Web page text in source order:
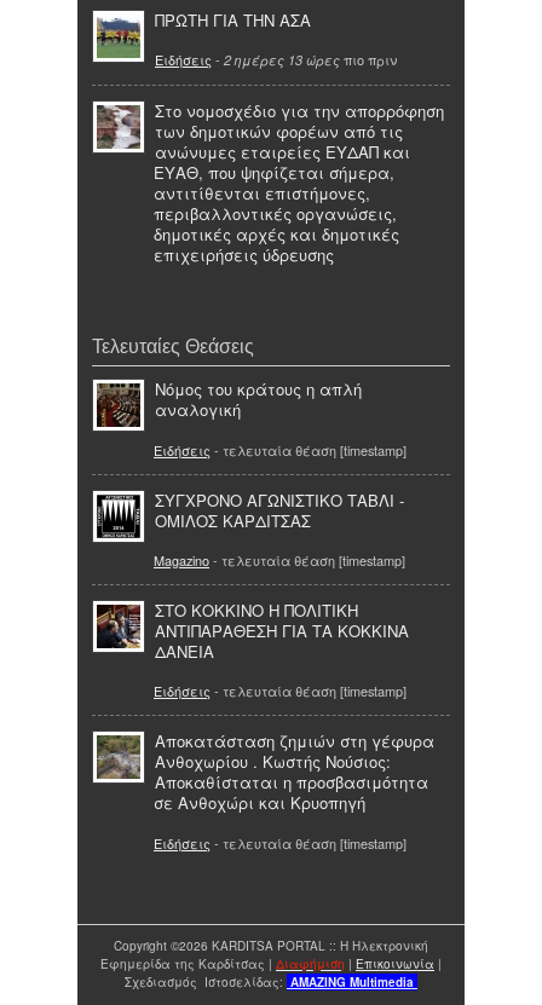
ΠΡΩΤΗ ΓΙΑ ΤΗΝ ΑΣΑ
Ειδήσεις - 2 ημέρες 13 ώρες πιο πριν
Στο νομοσχέδιο για την απορρόφηση
των δημοτικών φορέων από τις
ανώνυμες εταιρείες ΕΥΔΑΠ και
ΕΥΑΘ, που ψηφίζεται σήμερα,
αντιτίθενται επιστήμονες,
περιβαλλοντικές οργανώσεις,
δημοτικές αρχές και δημοτικές
επιχειρήσεις ύδρευσης
Τελευταίες Θεάσεις
Νόμος του κράτους η απλή
αναλογική
Ειδήσεις - τελευταία θέαση [timestamp]
ΣΥΓΧΡΟΝΟ ΑΓΩΝΙΣΤΙΚΟ ΤΑΒΛΙ -
ΟΜΙΛΟΣ ΚΑΡΔΙΤΣΑΣ
Magazino- τελευταία θέαση [timestamp]
ΣΤΟ ΚΟΚΚΙΝΟ Η ΠΟΛΙΤΙΚΗ
ΑΝΤΙΠΑΡΑΘΕΣΗ ΓΙΑ ΤΑ ΚΟΚΚΙΝΑ
ΔΑΝΕΙΑ
Ειδήσεις - τελευταία θέαση [timestamp]
Αποκατάσταση ζημιών στη γέφυρα
Ανθοχωρίου . Κωστής Νούσιος:
Αποκαθίσταται η προσβασιμότητα
σε Ανθοχώρι και Κρυοπηγή
Ειδήσεις - τελευταία θέαση [timestamp]
Copyright ©2026 KARDITSA PORTAL :: Η Ηλεκτρονική
Εφημερίδα της Καρδίτσας | Διαφήμιση | Επικοινωνία |
Σχεδιασμός Ιστοσελίδας: AMAZING Multimedia